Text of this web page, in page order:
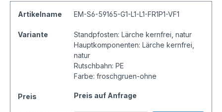
Artikelname EM-S6-59165-G1-L1-L1-FR1P1-VF1
Variante
Standpfosten: Lärche kernfrei, natur
Hauptkomponenten: Lärche kernfrei,
natur
Rutschbahn: PE
Farbe: froschgruen-ohne
Preis Preis auf Anfrage